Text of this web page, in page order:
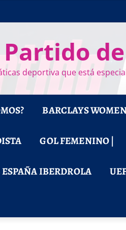
Partido
deportiva que está
BARCLAYS
GOL FEMENINO |
IBERDROLA